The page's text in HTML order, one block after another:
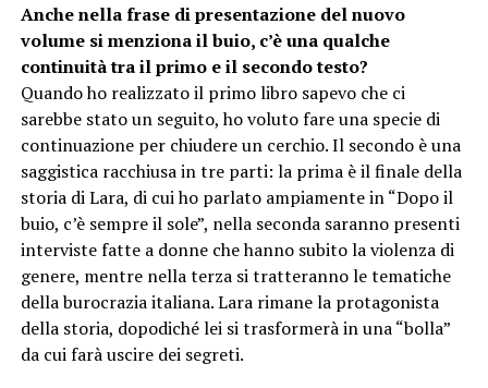
Anche nella frase di presentazione del nuovo
volume si menziona il buio, c’è una qualche
continuità tra il primo e il secondo testo?
Quando ho realizzato il primo libro sapevo che ci
sarebbe stato un seguito, ho voluto fare una specie di
continuazione per chiudere un cerchio. Il secondo è una
saggistica racchiusa in tre parti: la prima è il finale della
storia di Lara, di cui ho parlato ampiamente in “Dopo il
buio, c’è sempre il sole”, nella seconda saranno presenti
interviste fatte a donne che hanno subito la violenza di
genere, mentre nella terza si tratteranno le tematiche
della burocrazia italiana. Lara rimane la protagonista
della storia, dopodiché lei si trasformerà in una “bolla”
da cui farà uscire dei segreti.